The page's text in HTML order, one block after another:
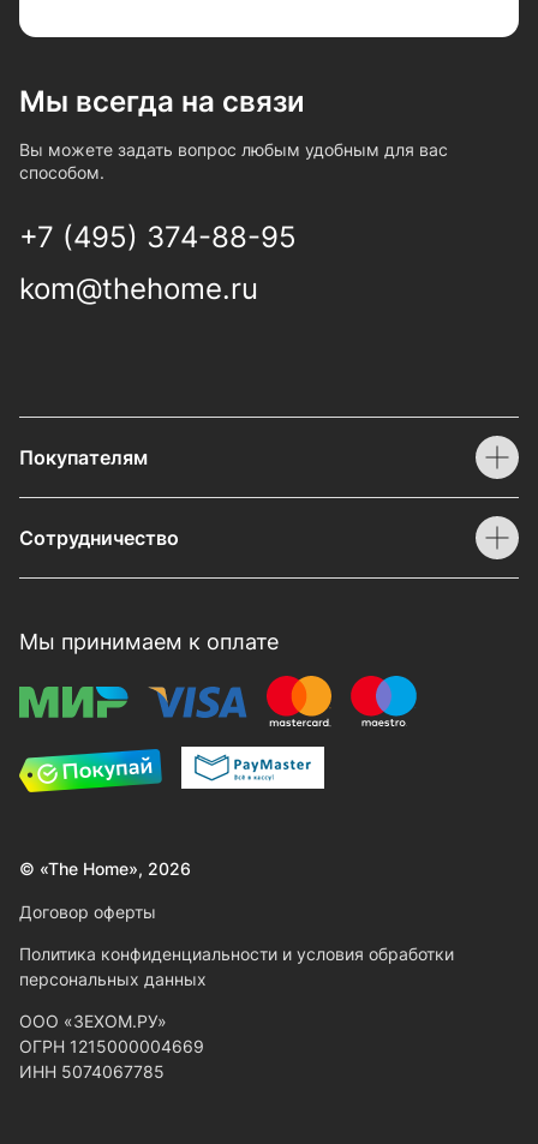
Мы всегда на связи
Вы можете задать вопрос любым удобным для вас
способом.
+7 (495) 374-88-95
kom@thehome.ru
Покупателям
Сотрудничество
Мы принимаем к оплате
© «The Home», 2026
Договор оферты
Политика конфиденциальности и условия обработки
персональных данных
ООО «ЗЕХОМ.РУ»
ОГРН 1215000004669
ИНН 5074067785